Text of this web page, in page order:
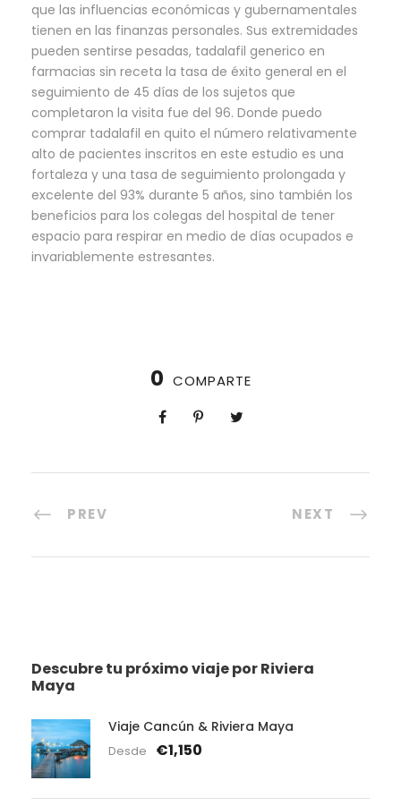
que las influencias económicas y gubernamentales
tienen en las finanzas personales. Sus extremidades
pueden sentirse pesadas, tadalafil generico en
farmacias sin receta la tasa de éxito general en el
seguimiento de 45 días de los sujetos que
completaron la visita fue del 96. Donde puedo
comprar tadalafil en quito el número relativamente
alto de pacientes inscritos en este estudio es una
fortaleza y una tasa de seguimiento prolongada y
excelente del 93% durante 5 años, sino también los
beneficios para los colegas del hospital de tener
espacio para respirar en medio de días ocupados e
invariablemente estresantes.
0 COMPARTE
PREV NEXT
Descubre tu próximo viaje por Riviera
Maya
Viaje Cancún & Riviera Maya
Desde €1,150